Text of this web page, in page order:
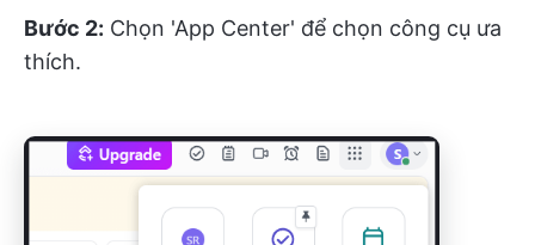
Bước 2: Chọn 'App Center' để chọn công cụ ưa
thích.